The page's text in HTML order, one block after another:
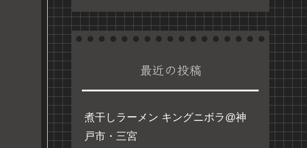
最近の投稿
煮干しラーメン キングニボラ@神
戸市・三宮